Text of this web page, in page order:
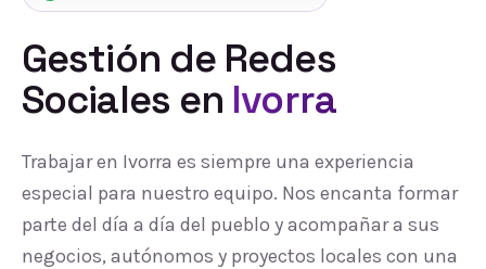
Gestión de Redes
Sociales en Ivorra
Trabajar en Ivorra es siempre una experiencia
especial para nuestro equipo. Nos encanta formar
parte del día a día del pueblo y acompañar a sus
negocios, autónomos y proyectos locales con una